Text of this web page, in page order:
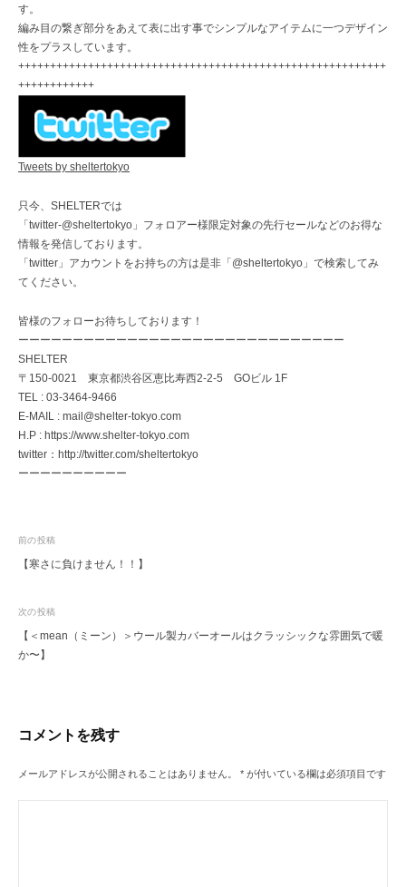
す。
編み目の繋ぎ部分をあえて表に出す事でシンプルなアイテムに一つデザイン
性をプラスしています。
++++++++++++++++++++++++++++++++++++++++++++++++++++++++++
++++++++++++
Tweets by sheltertokyo
只今、SHELTERでは
「twitter-@sheltertokyo」フォロアー様限定対象の先行セールなどのお得な
情報を発信しております。
「twitter」アカウントをお持ちの方は是非「@sheltertokyo」で検索してみ
てください。
皆様のフォローお待ちしております！
ーーーーーーーーーーーーーーーーーーーーーーーーーーーーーー
SHELTER
〒150-0021 東京都渋谷区恵比寿西2-2-5 GOビル 1F
TEL : 03-3464-9466
E-MAIL : mail@shelter-tokyo.com
H.P : https://www.shelter-tokyo.com
twitter：http://twitter.com/sheltertokyo
ーーーーーーーーーー
投
稿
ビ
ゲ
ン
前の投稿
【寒さに負けません！！】
次の投稿
【＜mean（ミーン）＞ウール製カバーオールはクラッシックな雰囲気で暖
か〜】
コメントを残す
メールアドレスが公開されることはありません。 * が付いている欄は必須項目です